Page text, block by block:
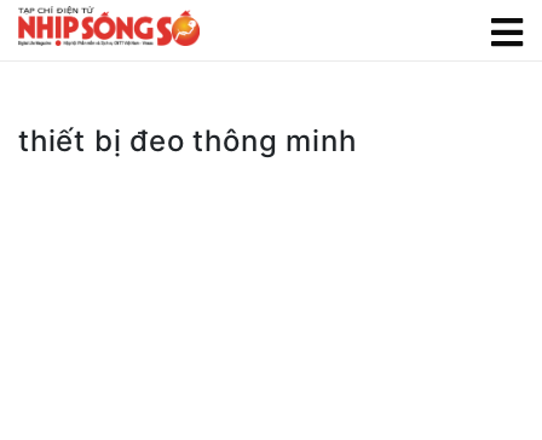
thiết bị đeo thông minh